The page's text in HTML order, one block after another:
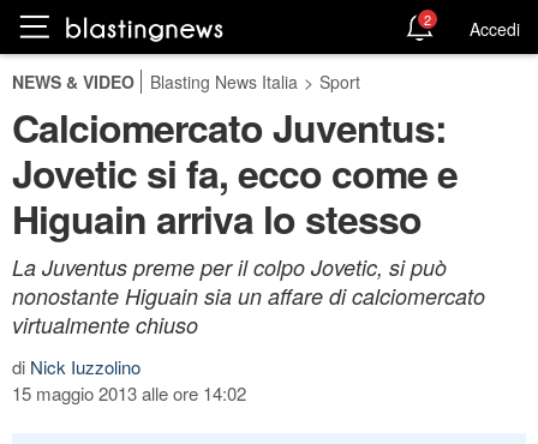
2 Accedi
NEWS & VIDEO Blasting News Italia > Sport
Calciomercato Juventus:
Jovetic si fa, ecco come e
Higuain arriva lo stesso
La Juventus preme per il colpo Jovetic, si può
nonostante Higuain sia un affare di calciomercato
virtualmente chiuso
di Nick Iuzzolino
15 maggio 2013 alle ore 14:02